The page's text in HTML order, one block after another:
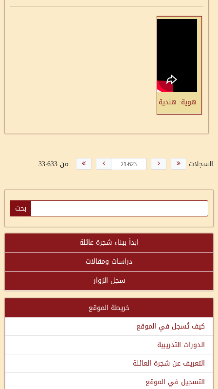
هوية: هندية محمد سويد من مدينة صفد مواليد 1945: طبعًا أعودُ إلى صفد، لأنني وُلِدتُ هناك
السجلات من 33٬633
ابدأ ببناء شجرة عائلة
دراسات ومقالات
سجل الزوار
خريطة الموقع
كيف تُسجل في الموقع
الدورات التدريبية
التعريف عن شجرة العائلة
التسجيل في الموقع